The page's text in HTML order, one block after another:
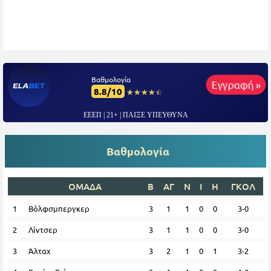
Βαθμολογία
8.8/10 ☆☆☆☆☆
★★★★★
Εγγραφή »
ΕΕΕΠ | 21+ | ΠΑΙΞΕ ΥΠΕΥΘΥΝΑ
Βαθμολογία
ΟΜΑΔΑ Β ΑΓ Ν Ι Η ΓΚΟΛ
1 Βόλφσμπεργκερ 3 1 1 0 0 3-0
2 Λίντσερ 3 1 1 0 0 3-0
3 Άλταχ 3 2 1 0 1 3-2